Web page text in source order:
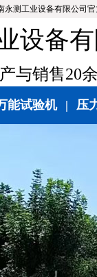
永测工业设备有限公司
设备
与销售20
能试验机 | 压